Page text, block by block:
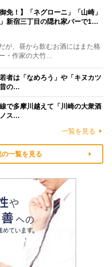
免！】「ネグローニ」「山崎」
」新宿三丁目の隠れ家バーで1…
が、昼から飲むお酒にはまた格
・作家の大竹…
者は「なめろう」や「キヌカツ
の…
で多摩川越えて「川崎の大衆酒
ス…
一覧を見る
一覧を見る